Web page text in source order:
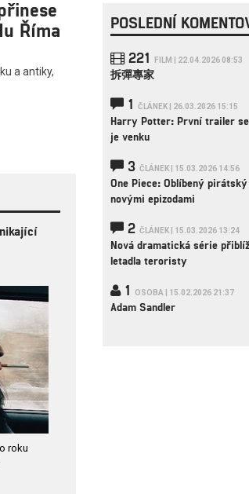
Říma
a antiky,
roku
POSLEDNÍ
221 FILM | 22.04.2026 08:53
拆彈專家
1 ČLÁNEK | 26.03.2026 15:15
Harry Potter: První trailer
je venku
3 ČLÁNEK | 15.03.2026 14:56
One Piece: Oblíbený
novými epizodami
2 ČLÁNEK | 15.03.2026 13:24
Nová dramatická série
letadla teroristy
1 OSOBA | 15.02.2026 21:37
Adam Sandler